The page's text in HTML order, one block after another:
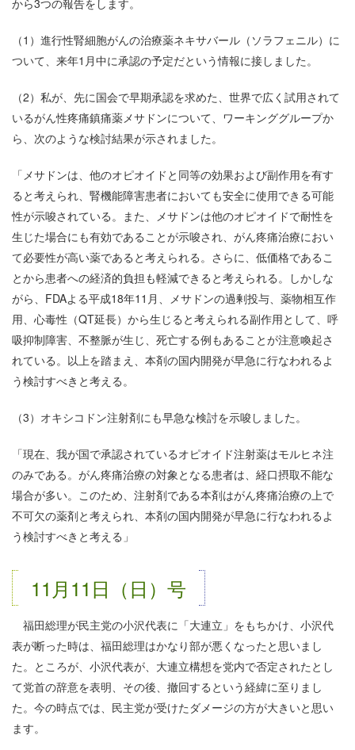
（1）進行性腎細胞がんの治療薬ネキサバール（ソラフェニル）に
ついて、来年1月中に承認の予定だという情報に接しました。
（2）私が、先に国会で早期承認を求めた、世界で広く試用されて
いるがん性疼痛鎮痛薬メサドンについて、ワーキンググループか
ら、次のような検討結果が示されました。
「メサドンは、他のオピオイドと同等の効果および副作用を有す
ると考えられ、腎機能障害患者においても安全に使用できる可能
性が示唆されている。また、メサドンは他のオピオイドで耐性を
生じた場合にも有効であることが示唆され、がん疼痛治療におい
て必要性が高い薬であると考えられる。さらに、低価格であるこ
とから患者への経済的負担も軽減できると考えられる。しかしな
がら、FDAよる平成18年11月、メサドンの過剰投与、薬物相互作
用、心毒性（QT延長）から生じると考えられる副作用として、呼
吸抑制障害、不整脈が生じ、死亡する例もあることが注意喚起さ
れている。以上を踏まえ、本剤の国内開発が早急に行なわれるよ
う検討すべきと考える。
（3）オキシコドン注射剤にも早急な検討を示唆しました。
「現在、我が国で承認されているオピオイド注射薬はモルヒネ注
のみである。がん疼痛治療の対象となる患者は、経口摂取不能な
場合が多い。このため、注射剤である本剤はがん疼痛治療の上で
不可欠の薬剤と考えられ、本剤の国内開発が早急に行なわれるよ
う検討すべきと考える」
11月11日（日）号
福田総理が民主党の小沢代表に「大連立」をもちかけ、小沢代
表が断った時は、福田総理はかなり部が悪くなったと思いまし
た。ところが、小沢代表が、大連立構想を党内で否定されたとし
て党首の辞意を表明、その後、撤回するという経緯に至りまし
た。今の時点では、民主党が受けたダメージの方が大きいと思い
ます。